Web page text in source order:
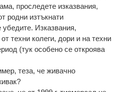
проследете изказвания,
родни изтъкнати
убедите. Изказвания,
техни колеги, дори и на техни
(тук особено се откроява
теза, че живачно